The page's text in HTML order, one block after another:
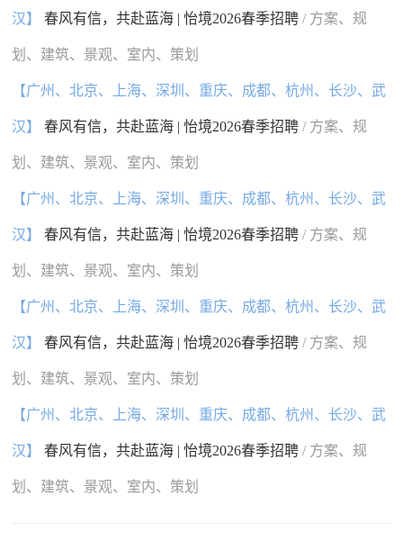
汉】 春风有信，共赴蓝海 | 怡境2026春季招聘/ 方案、规
划、建筑、景观、室内、策划
【广州、北京、上海、深圳、重庆、成都、杭州、长沙、武
汉】 春风有信，共赴蓝海 | 怡境2026春季招聘/ 方案、规
划、建筑、景观、室内、策划
【广州、北京、上海、深圳、重庆、成都、杭州、长沙、武
汉】 春风有信，共赴蓝海 | 怡境2026春季招聘/ 方案、规
划、建筑、景观、室内、策划
【广州、北京、上海、深圳、重庆、成都、杭州、长沙、武
汉】 春风有信，共赴蓝海 | 怡境2026春季招聘/ 方案、规
划、建筑、景观、室内、策划
【广州、北京、上海、深圳、重庆、成都、杭州、长沙、武
汉】 春风有信，共赴蓝海 | 怡境2026春季招聘/ 方案、规
划、建筑、景观、室内、策划